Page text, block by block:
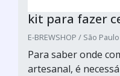
kit para fazer
E-BREWSHOP / São
Para saber onde
artesanal, é